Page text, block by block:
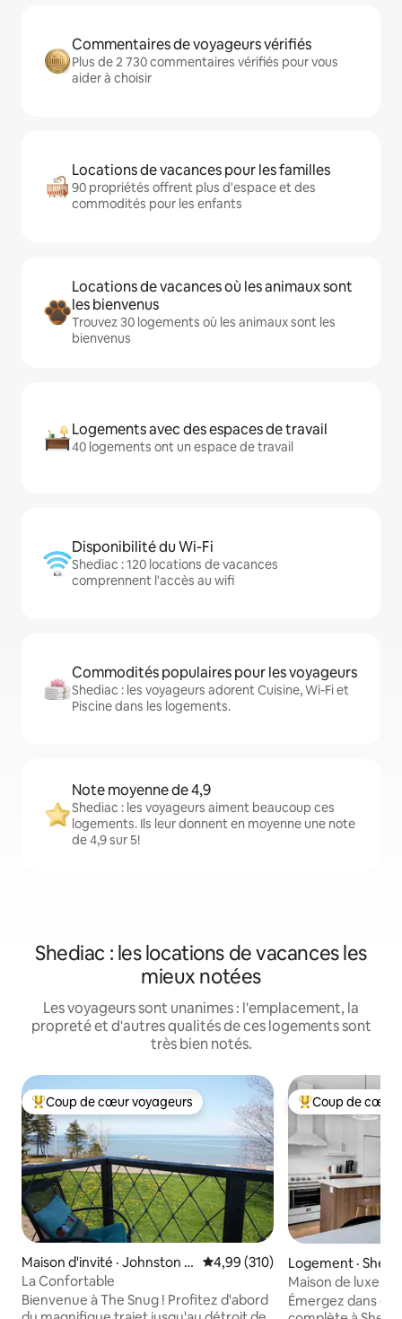
Commentaires de voyageurs vérifiés
Plus de 2 730 commentaires vérifiés pour vous
aider à choisir
Locations de vacances pour les familles
90 propriétés offrent plus d'espace et des
commodités pour les enfants
Locations de vacances où les animaux sont
les bienvenus
Trouvez 30 logements où les animaux sont les
bienvenus
Logements avec des espaces de travail
40 logements ont un espace de travail
Disponibilité du Wi-Fi
Shediac : 120 locations de vacances
comprennent l'accès au wifi
Commodités populaires pour les voyageurs
Shediac : les voyageurs adorent Cuisine, Wi-Fi et
Piscine dans les logements.
Note moyenne de 4,9
Shediac : les voyageurs aiment beaucoup ces
logements. Ils leur donnent en moyenne une note
de 4,9 sur 5!
Shediac : les locations de vacances les
mieux notées
Les voyageurs sont unanimes : l'emplacement, la
propreté et d'autres qualités de ces logements sont
très bien notés.
Coup de cœur voyageurs parmi les plus aimés
Coup de cœur voyageurs
Maison d'invité · Johnston P
oint
Note moyenne de 4,99 sur 5,
4,99 (310)
La Confortable
Bienvenue à The Snug ! Profitez d'abord
Coup de cœur
Coup de cœur
Logement ·
Maison de luxe •
Émergez dans